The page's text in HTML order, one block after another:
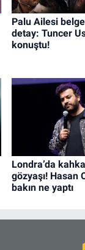
Palu Ailesi
detay: Tuncer
konuştu!
Londra’da
gözyaşı! Hasan
bakın ne yaptı